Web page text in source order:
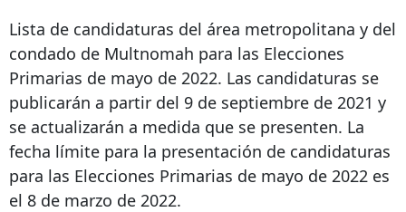
Lista de candidaturas del área metropolitana y del
condado de Multnomah para las Elecciones
Primarias de mayo de 2022. Las candidaturas se
publicarán a partir del 9 de septiembre de 2021 y
se actualizarán a medida que se presenten. La
fecha límite para la presentación de candidaturas
para las Elecciones Primarias de mayo de 2022 es
el 8 de marzo de 2022.